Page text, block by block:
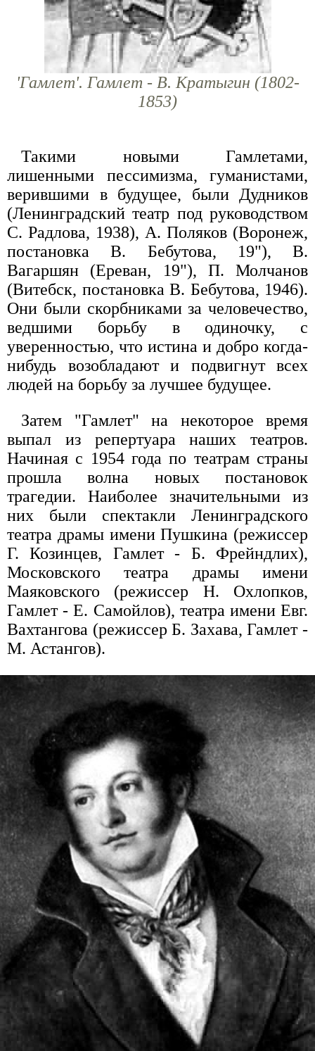
'Гамлет'. Гамлет - В. Кратыгин (1802-
1853)
Такими новыми Гамлетами,
лишенными пессимизма, гуманистами,
верившими в будущее, были Дудников
(Ленинградский театр под руководством
С. Радлова, 1938), А. Поляков (Воронеж,
постановка В. Бебутова, 19"), В.
Вагаршян (Ереван, 19"), П. Молчанов
(Витебск, постановка В. Бебутова, 1946).
Они были скорбниками за человечество,
ведшими борьбу в одиночку, с
уверенностью, что истина и добро когда-
нибудь возобладают и подвигнут всех
людей на борьбу за лучшее будущее.
Затем "Гамлет" на некоторое время
выпал из репертуара наших театров.
Начиная с 1954 года по театрам страны
прошла волна новых постановок
трагедии. Наиболее значительными из
них были спектакли Ленинградского
театра драмы имени Пушкина (режиссер
Г. Козинцев, Гамлет - Б. Фрейндлих),
Московского театра драмы имени
Маяковского (режиссер Н. Охлопков,
Гамлет - Е. Самойлов), театра имени Евг.
Вахтангова (режиссер Б. Захава, Гамлет -
М. Астангов).